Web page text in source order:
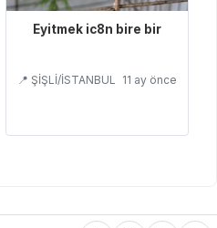
Eyitmek ic8n bire bir
📍 ŞİŞLİ/İSTANBUL 11 ay önce